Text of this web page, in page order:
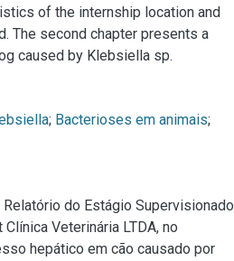
of the internship location and
The second chapter presents a
caused by Klebsiella sp.
; Bacterioses em animais;
do Estágio Supervisionado
Veterinária LTDA, no
hepático em cão causado por